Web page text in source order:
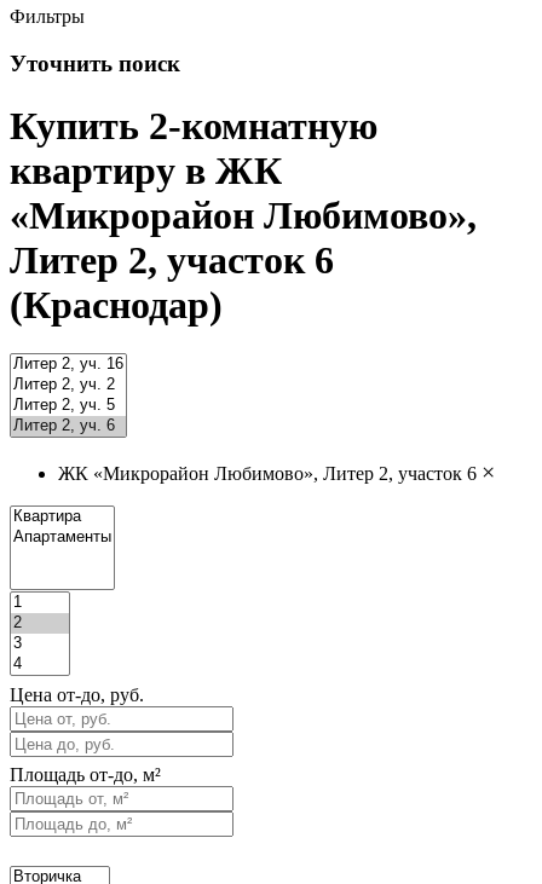
Фильтры
Уточнить поиск
Купить 2-комнатную
квартиру в ЖК
«Микрорайон Любимово»,
Литер 2, участок 6
(Краснодар)
ЖК «Микрорайон Любимово», Литер 2, участок 6 ×
Цена от-до, руб.
Площадь от-до, м²